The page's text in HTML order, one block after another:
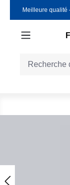
Passer auMeilleure qualité